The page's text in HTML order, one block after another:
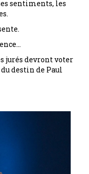
sentiments, les
jurés devront voter
destin de Paul